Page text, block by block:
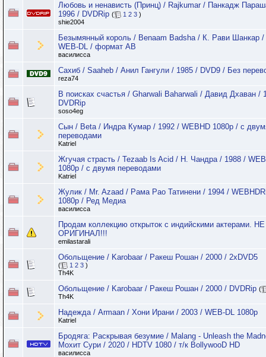
Любовь и ненависть (Принц) / Rajkumar / Панкадж
1996 / DVDRip ( 1 2 3 )
shie2004
Безымянный король / Benaam Badsha / К. Рави Шанкар /
WEB-DL / формат АВ
василисса
Сахиб / Saaheb / Анил Гангули / 1985 / DVD9 / Без
reza74
В поисках счастья / Gharwali Baharwali / Давид Дхаван /
DVDRip
soso4eg
Сын / Beta / Индра Кумар / 1992 / WEBHD 1080p / с
переводами
Katriel
Жгучая страсть / Tezaab Is Acid / Н. Чандра / 1988 /
1080p / с двумя переводами
Katriel
Жулик / Mr. Azaad / Рама Рао Татинени / 1994 /
1080p / Ред Медиа
василисса
Продам коллекцию открыток с индийскими актерами. НЕ
ОРИГИНАЛ!!!
emilastarali
Обольщение / Karobaar / Ракеш Рошан / 2000 / 2хDVD5
( 1 2 3 )
Th4K
Обольщение / Karobaar / Ракеш Рошан / 2000 / DVDRip (
Th4K
Надежда / Armaan / Хони Ирани / 2003 / WEB-DL 1080p
Katriel
Бродяга: Раскрывая безумие / Malang - Unleash the
Мохит Сури / 2020 / HDTV 1080 / т/к BollywooD HD
василисса